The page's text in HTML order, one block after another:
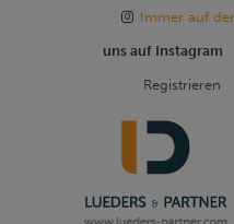
Immer auf
uns auf Instagram
Registrieren